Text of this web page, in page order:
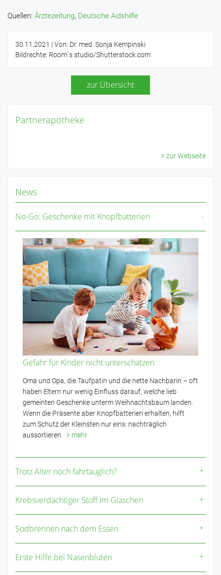
Quellen: Ärztezeitung, Deutsche Aidshilfe
30.11.2021 | Von: Dr. med. Sonja Kempinski
Bildrechte: Room´s studio/Shutterstock.com
zur Übersicht
Partnerapotheke
zur Webseite
News
No-Go: Geschenke mit Knopfbatterien
Gefahr für Kinder nicht unterschätzen
Oma und Opa, die Taufpatin und die nette Nachbarin – oft
haben Eltern nur wenig Einfluss darauf, welche lieb
gemeinten Geschenke unterm Weihnachtsbaum landen.
Wenn die Präsente aber Knopfbatterien erhalten, hilft
zum Schutz der Kleinsten nur eins: nachträglich
aussortieren.
mehr
Trotz Alter noch fahrtauglich?
Krebsverdächtiger Stoff im Gläschen
Sodbrennen nach dem Essen
Erste Hilfe bei Nasenbluten